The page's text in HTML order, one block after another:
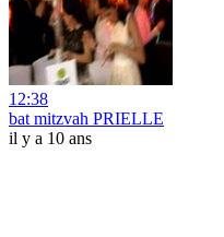
12:38
bat mitzvah PRIELLE
il y a 10 ans